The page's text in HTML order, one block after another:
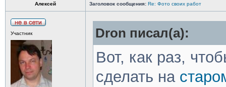
Алексей Заголовок сообщения: Re: Фото своих работ
Участник Dron писал(а):
Вот, как раз,
сделать на